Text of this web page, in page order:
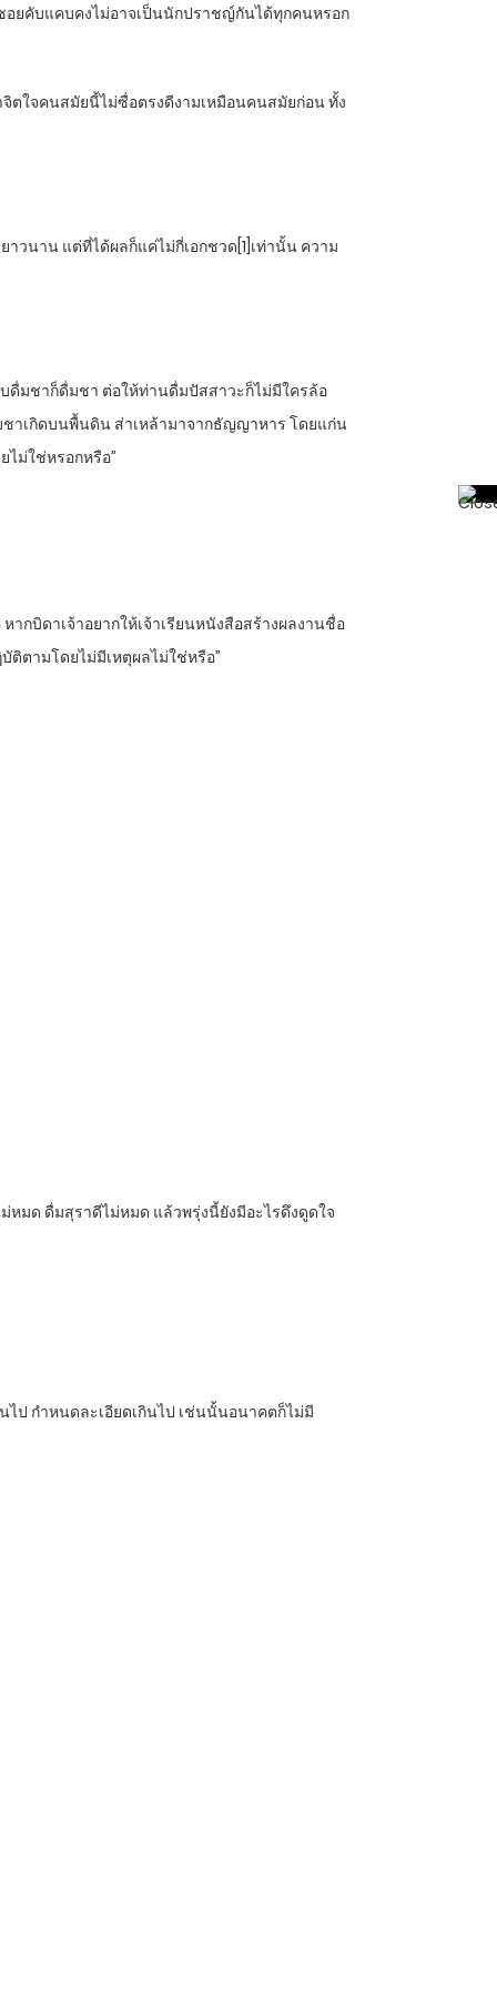
อยคับแคบคงไม่อาจเป็นนักปราชญ์กันได้ทุกคนหรอก
ตใจคนสมัยนี้ไม่ซื่อตรงดีงามเหมือนคนสมัยก่อน ทั้ง
นาน แต่ที่ได้ผลก็แค่ไม่กี่เอกชวด[1]เท่านั้น ความ
ดื่มชาก็ดื่มชา ต่อให้ท่านดื่มปัสสาวะก็ไม่มีใครล้อ
าเกิดบนพื้นดิน ส่าเหล้ามาจากธัญญาหาร โดยแก่น
ม่ใช่หรอกหรือ”
กบิดาเจ้าอยากให้เจ้าเรียนหนังสือสร้างผลงานชื่อ
ติตามโดยไม่มีเหตุผลไม่ใช่หรือ”
หมด ดื่มสุราดีไม่หมด แล้วพรุ่งนี้ยังมีอะไรดึงดูดใจ
ป กำหนดละเอียดเกินไป เช่นนั้นอนาคตก็ไม่มี